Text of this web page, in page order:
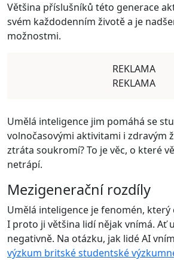
Většina příslušníků této generace
svém každodenním životě a je
možnostmi.
REKLAMA
REKLAMA
Umělá inteligence jim pomáhá se
volnočasovými aktivitami i zdravým
ztráta soukromí? To je věc, o které
netrápí.
Mezigenerační rozdíly
Umělá inteligence je fenomén, který
I proto ji většina lidí nějak vnímá. Ať
negativně. Na otázku, jak lidé AI
výzkum britské studentské